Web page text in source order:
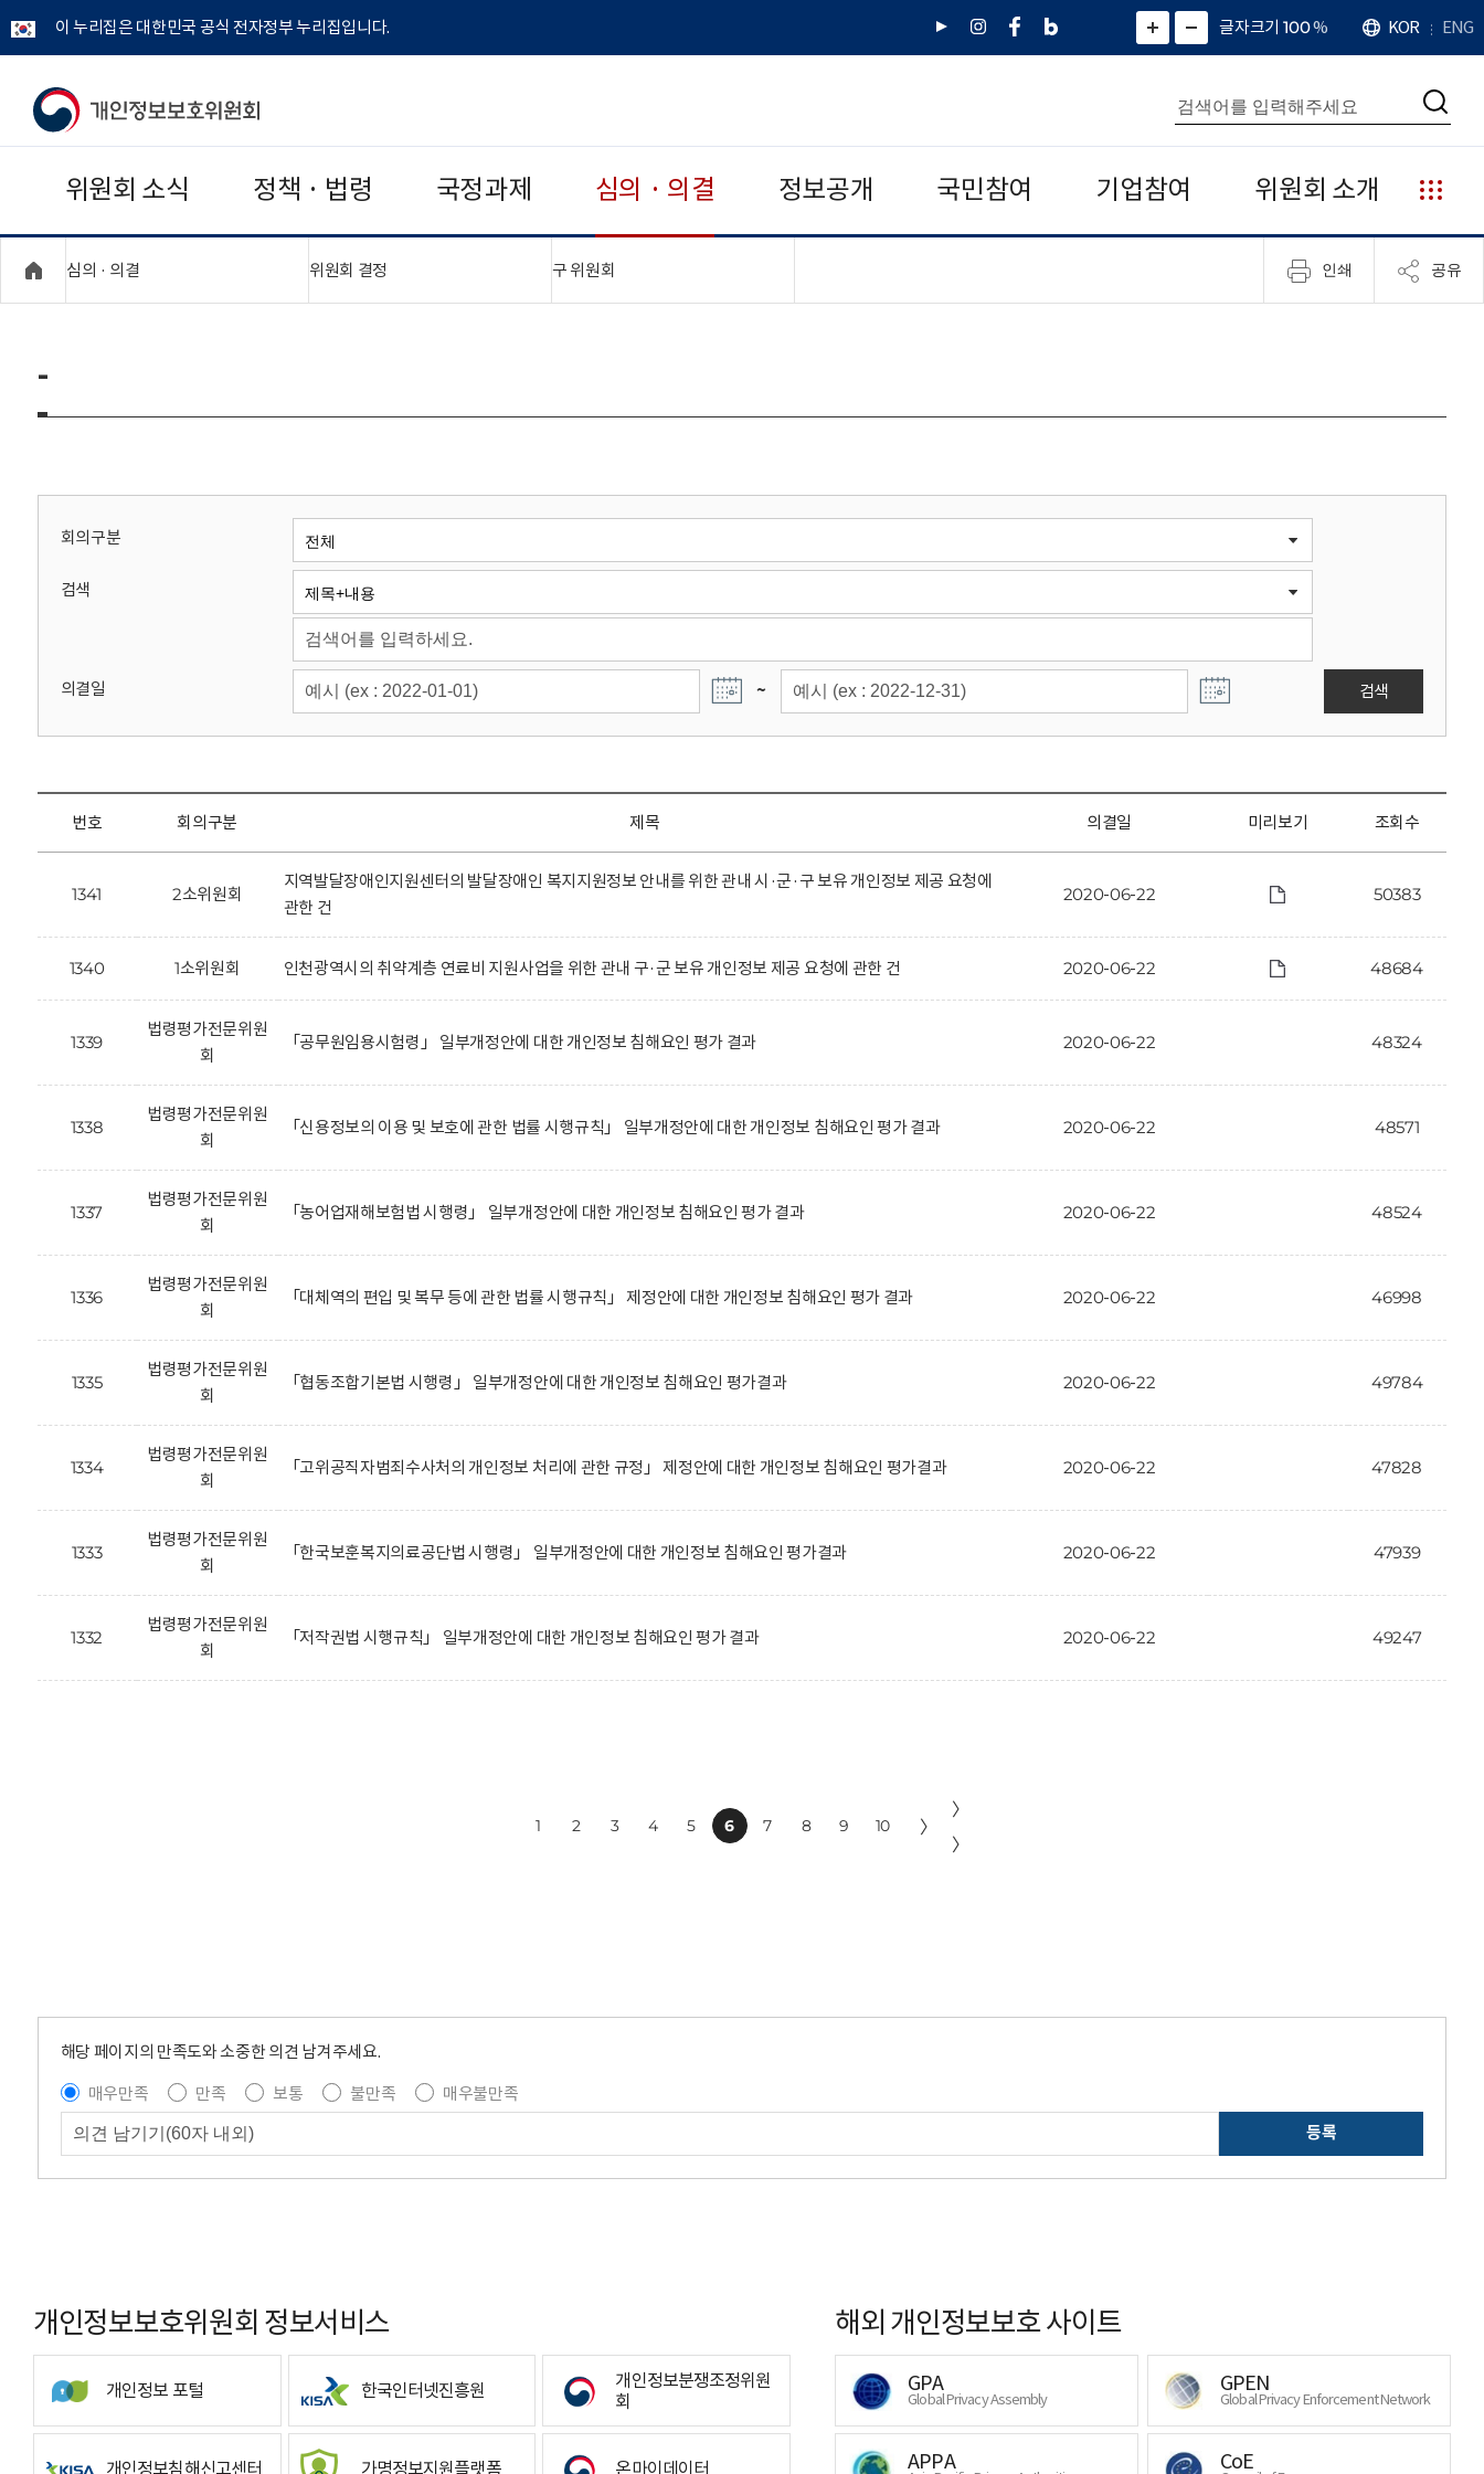
이 누리집은 대한민국 공식 전자정부 누리집입니다.
유
인
페
네
그
)
화
면
면
소
확
대
치
글자크기 100%
언
어
KOR ENG
개
보
보
위
회
통
합
검
색
검
위원회 소식 정책 · 법령 국정과제 심의 · 의결 정보공개 국민참여 기업참여 위원회 소개
누
리
집
안
심의 · 의결 위원회 결정 구 위원회 인쇄 공유
-
회의구분
검색
의결일 ~ 검색
번호 회의구분 제목 의결일 미리보기 조회수
1341 2소위원회
지역발달장애인지원센터의 발달장애인 복지지원정보 안내를 위한 관내 시·군·구 보유 개인정보 제공 요청에
관한 건
2020-06-22 50383
1340 1소위원회 인천광역시의 취약계층 연료비 지원사업을 위한 관내 구·군 보유 개인정보 제공 요청에 관한 건 2020-06-22 48684
1339
법령평가전문위원
회
「공무원임용시험령」 일부개정안에 대한 개인정보 침해요인 평가 결과 2020-06-22 48324
1338
법령평가전문위원
회
「신용정보의 이용 및 보호에 관한 법률 시행규칙」 일부개정안에 대한 개인정보 침해요인 평가 결과 2020-06-22 48571
1337
법령평가전문위원
회
「농어업재해보험법 시행령」 일부개정안에 대한 개인정보 침해요인 평가 결과 2020-06-22 48524
1336
법령평가전문위원
회
「대체역의 편입 및 복무 등에 관한 법률 시행규칙」 제정안에 대한 개인정보 침해요인 평가 결과 2020-06-22 46998
1335
법령평가전문위원
회
「협동조합기본법 시행령」 일부개정안에 대한 개인정보 침해요인 평가결과 2020-06-22 49784
1334
법령평가전문위원
회
「고위공직자범죄수사처의 개인정보 처리에 관한 규정」 제정안에 대한 개인정보 침해요인 평가결과 2020-06-22 47828
1333
법령평가전문위원
회
「한국보훈복지의료공단법 시행령」 일부개정안에 대한 개인정보 침해요인 평가결과 2020-06-22 47939
1332
법령평가전문위원
회
「저작권법 시행규칙」 일부개정안에 대한 개인정보 침해요인 평가 결과 2020-06-22 49247
1 2 3 4 5 6 7 8 9 10 〉
〉
〉
해당 페이지의 만족도와 소중한 의견 남겨주세요.
매우만족
만족 보통 불만족
매우불만족
등록
개인정보보호위원회 정보서비스
개인정보 포털 한국인터넷진흥원
개인정보분쟁조정위원
회
개인정보침해신고센터 가명정보지원플랫폼 온마이데이터
해외 개인정보보호 사이트
GPA
Global Privacy Assembly
GPEN
Global Privacy Enforcement Network
APPA CoE